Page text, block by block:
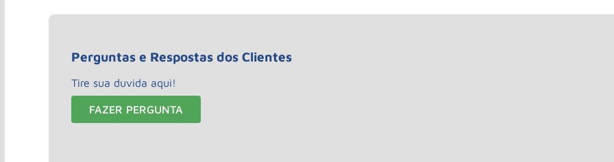
Perguntas e Respostas dos Clientes
Tire sua duvida aqui!
FAZER PERGUNTA